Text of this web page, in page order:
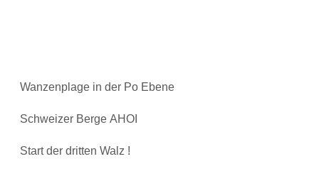
Wanzenplage in der Po Ebene
Schweizer Berge AHOI
Start der dritten Walz !